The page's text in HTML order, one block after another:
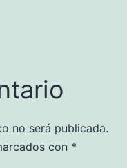
no será publicada.
con *